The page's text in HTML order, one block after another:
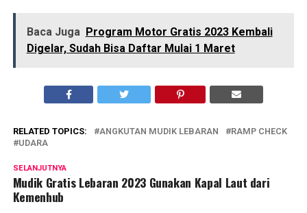
Baca Juga Program Motor Gratis 2023 Kembali
Digelar, Sudah Bisa Daftar Mulai 1 Maret
RELATED TOPICS: ANGKUTAN MUDIK LEBARAN
RAMP CHECK
UDARA
SELANJUTNYA
Mudik Gratis Lebaran 2023 Gunakan Kapal Laut dari
Kemenhub